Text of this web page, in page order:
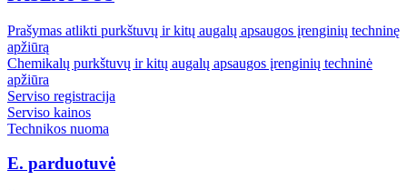
Prašymas atlikti purkštuvų ir kitų augalų apsaugos įrenginių techninę
apžiūrą
Chemikalų purkštuvų ir kitų augalų apsaugos įrenginių techninė
apžiūra
Serviso registracija
Serviso kainos
Technikos nuoma
E. parduotuvė